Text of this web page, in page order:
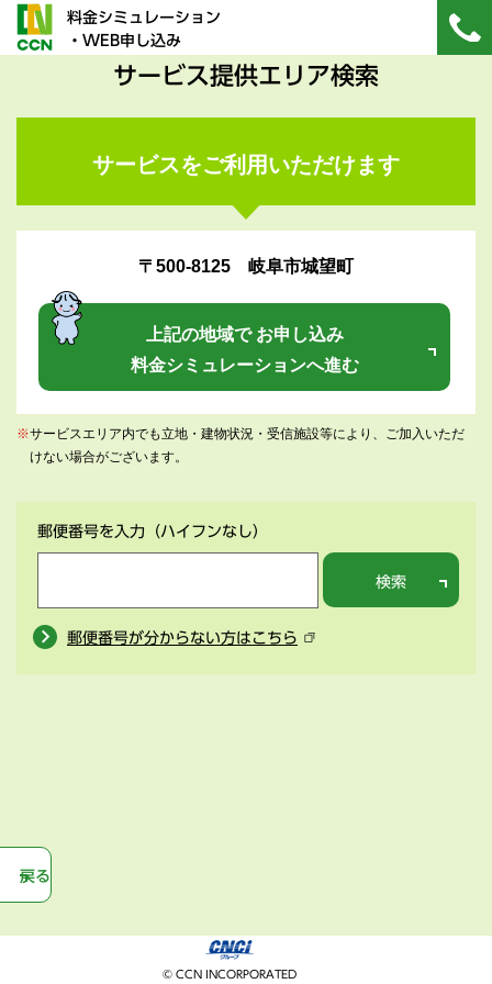
料金シミュレーション
・WEB申し込み
サービス提供エリア検索
サービスをご利用いただけます
〒500-8125 岐阜市城望町
上記の地域で お申し込み
料金シミュレーションへ進む
※サービスエリア内でも立地・建物状況・受信施設等により、ご加入いただ
けない場合がございます。
郵便番号を入力 （ハイフンなし）
検索
郵便番号が分からない方はこちら
戻る
© CCN INCORPORATED